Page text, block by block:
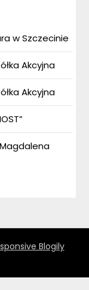
w Szczecinie
Akcyjna
Akcyjna
Blogily